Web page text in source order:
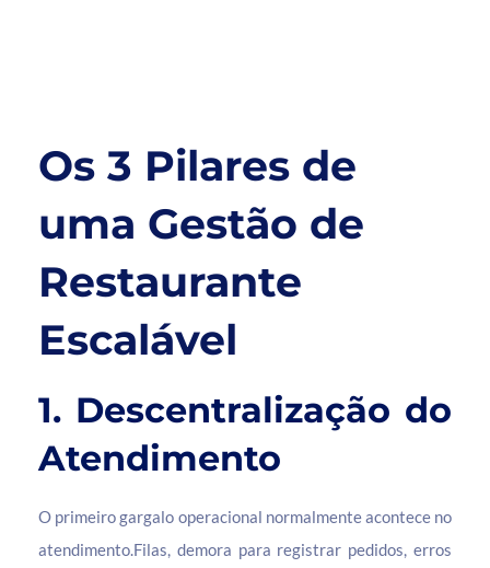
Os 3 Pilares de
uma Gestão de
Restaurante
Escalável
1. Descentralização do
Atendimento
O primeiro gargalo operacional normalmente acontece no
atendimento.Filas, demora para registrar pedidos, erros